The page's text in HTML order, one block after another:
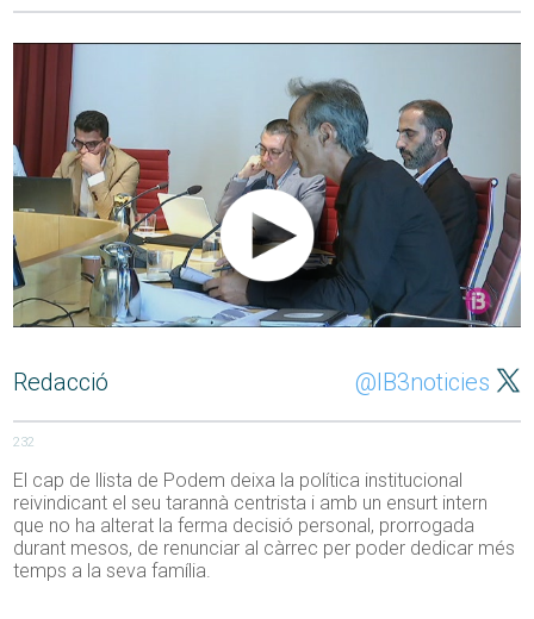
Redacció @IB3noticies
232
El cap de llista de Podem deixa la política institucional
reivindicant el seu tarannà centrista i amb un ensurt intern
que no ha alterat la ferma decisió personal, prorrogada
durant mesos, de renunciar al càrrec per poder dedicar més
temps a la seva família.